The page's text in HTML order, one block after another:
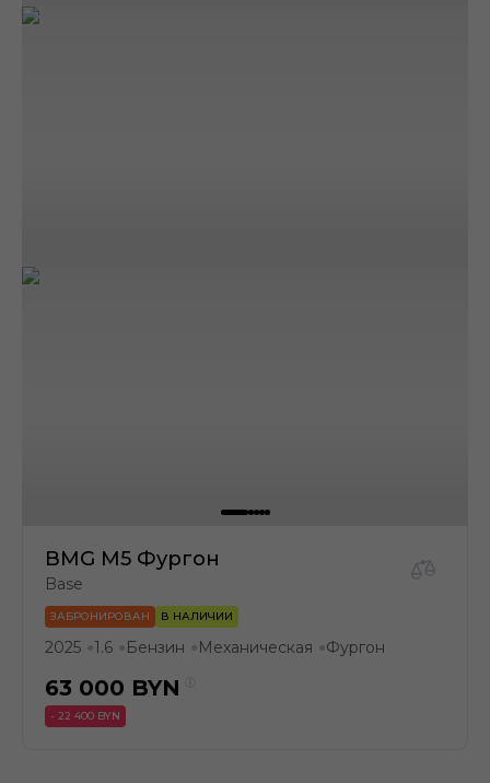
BMG M5 Фургон
Base
ЗАБРОНИРОВАН В НАЛИЧИИ
2025 ●1.6 ● Бензин ● Механическая ●Фургон
63 000 BYN
- 22 400 BYN